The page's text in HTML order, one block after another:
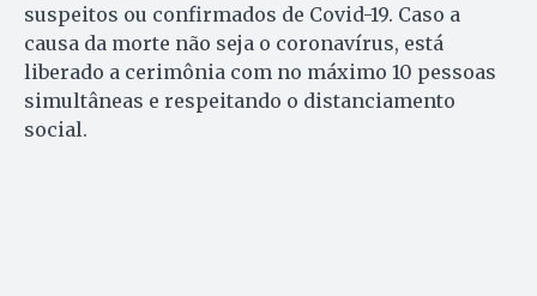
suspeitos ou confirmados de Covid-19. Caso a
causa da morte não seja o coronavírus, está
liberado a cerimônia com no máximo 10 pessoas
simultâneas e respeitando o distanciamento
social.